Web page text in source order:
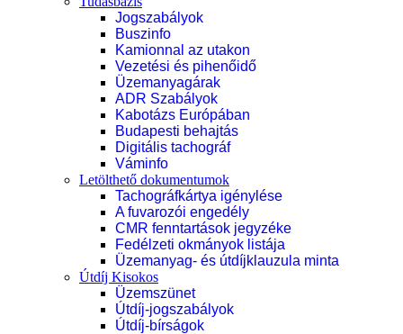
Jogszabályok
Buszinfo
Kamionnal az utakon
Vezetési és pihenőidő
Üzemanyagárak
ADR Szabályok
Kabotázs Európában
Budapesti behajtás
Digitális tachográf
Váminfo
Letölthető dokumentumok
Tachográfkártya igénylése
A fuvarozói engedély
CMR fenntartások jegyzéke
Fedélzeti okmányok listája
Üzemanyag- és útdíjklauzula minta
Útdíj Kisokos
Üzemszünet
Útdíj-jogszabályok
Útdíj-bírságok